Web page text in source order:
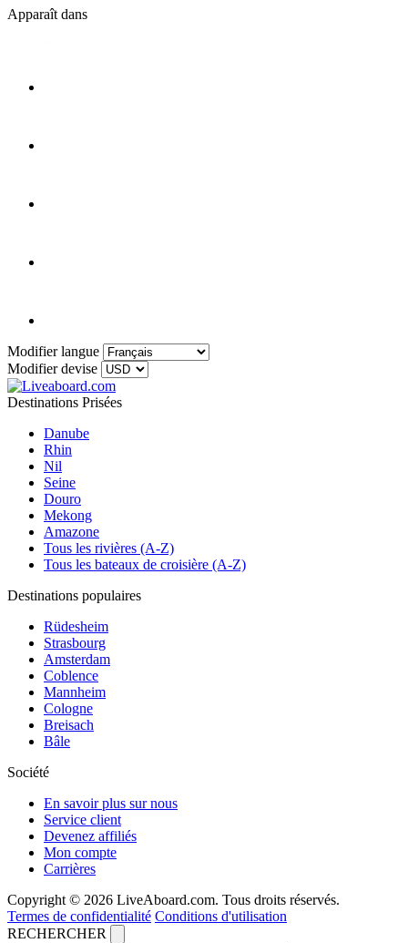
Apparaît dans
Modifier langue
Modifier devise
Destinations Prisées
Danube
Rhin
Nil
Seine
Douro
Mekong
Amazone
Tous les rivières (A-Z)
Tous les bateaux de croisière (A-Z)
Destinations populaires
Rüdesheim
Strasbourg
Amsterdam
Coblence
Mannheim
Cologne
Breisach
Bâle
Société
En savoir plus sur nous
Service client
Devenez affiliés
Mon compte
Carrières
Copyright © 2026 LiveAboard.com. Tous droits réservés.
Termes de confidentialité Conditions d'utilisation
RECHERCHER